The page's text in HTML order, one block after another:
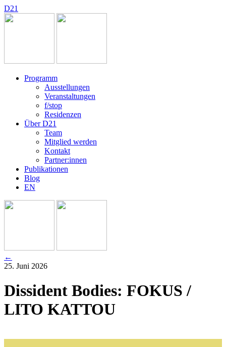
D21
Programm
Ausstellungen
Veranstaltungen
f/stop
Residenzen
Über D21
Team
Mitglied werden
Kontakt
Partner:innen
Publikationen
Blog
EN
←
25. Juni 2026
Dissident Bodies: FOKUS /
LITO KATTOU